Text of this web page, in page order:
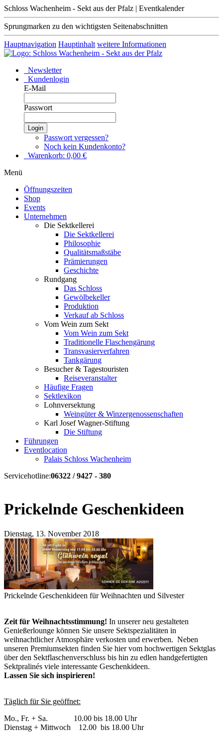
Schloss Wachenheim - Sekt aus der Pfalz | Eventkalender
Sprungmarken zu den wichtigsten Seitenabschnitten
Hauptnavigation Hauptinhalt weitere Informationen
Newsletter
Kundenlogin
E-Mail
Passwort
Login
Passwort vergessen?
Noch kein Kundenkonto?
Warenkorb: 0,00 €
Menü
Öffnungszeiten
Shop
Events
Unternehmen
Die Sektkellerei
Die Sektkellerei
Philosophie
Qualitätsmaßstäbe
Prämierungen
Geschichte
Rundgang
Das Schloss
Gewölbekeller
Produktion
Verkauf ab Schloss
Vom Wein zum Sekt
Vom Wein zum Sekt
Traditionelle Flaschengärung
Transvasierverfahren
Tankgärung
Besucher & Tagestouristen
Reiseveranstalter
Häufige Fragen
Sektlexikon
Lohnversektung
Weingüter & Winzergenossenschaften
Karl Josef Wagner-Stiftung
Die Stiftung
Führungen
Eventlocation
Palais Schloss Wachenheim
Servicehotline:06322 / 9427 - 380
Prickelnde Geschenkideen
Dienstag, 13. November 2018
Prickelnde Geschenkideen für Weihnachten und Silvester
Zeit für Weihnachtsstimmung! In unserer neu gestalteten
Genießerlounge können Sie unsere Sektspezialitäten in
weihnachtlicher Atmosphäre verkosten und erwerben. Neben
unseren Premiumsekten finden Sie hier vom hochwertigen Sektglas
über den Sektflaschenverschluss bis hin zu edlen handgefertigten
Sektpralinés viele interessante Geschenkideen.
Lassen Sie sich inspirieren!
Täglich für Sie geöffnet:
Mo., Fr. + Sa. 10.00 bis 18.00 Uhr
Dienstag + Mittwoch 12.00 bis 18.00 Uhr